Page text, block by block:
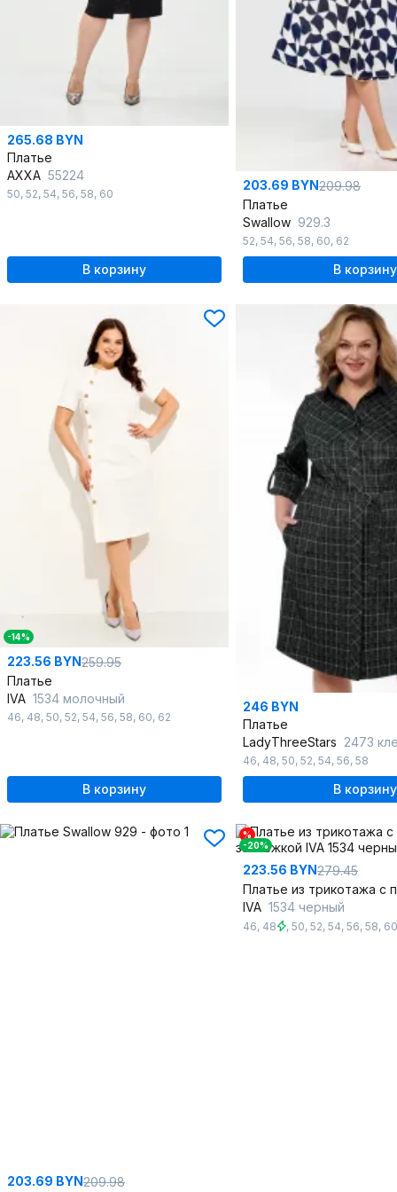
265.68 BYN
Платье
AXXA 55224
50, 52, 54, 56, 58, 60
В корзину
203.69 BYN209.98
Платье
Swallow 929.3
52, 54, 56, 58, 60, 62
В корзину
-14%
223.56 BYN259.95
Платье
IVA 1534 молочный
46, 48, 50, 52, 54, 56, 58, 60, 62
В корзину
246 BYN
Платье
LadyThreeStars 2473
46, 48, 50, 52, 54, 56, 58
В корзину
203.69 BYN209.98
%
-20%
223.56 BYN279.45
IVA 1534 черный
46, 48 , 50, 52, 54, 56, 58, 60